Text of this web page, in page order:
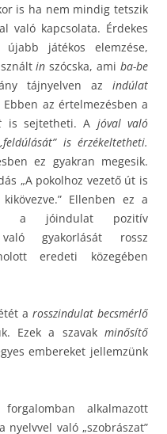
is ha nem mindig tetszik
való kapcsolata. Érdekes
újabb játékos elemzése,
in szócska, ami ba-be
tájnyelven az indúlat
az értelmezésben a
is sejtetheti. A jóval való
is érzékeltetheti.
ez gyakran megesik.
„A pokolhoz vezető út is
Ellenben ez a
a jóindulat pozitív
gyakorlását rossz
eredeti közegében
a rosszindulat becsmérlő
Ezek a szavakminősítő
embereket jellemzünk
alkalmazott
való „szobrászat”